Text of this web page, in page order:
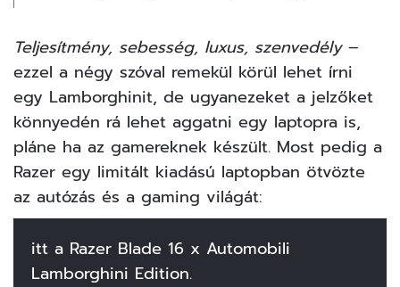
Teljesítmény, sebesség, luxus, szenvedély–
ezzel a négy szóval remekül körül lehet írni
egy Lamborghinit, de ugyanezeket a jelzőket
könnyedén rá lehet aggatni egy laptopra is,
pláne ha az gamereknek készült. Most pedig a
Razer egy limitált kiadású laptopban ötvözte
az autózás és a gaming világát:
itt a Razer Blade 16 x Automobili
Lamborghini Edition.